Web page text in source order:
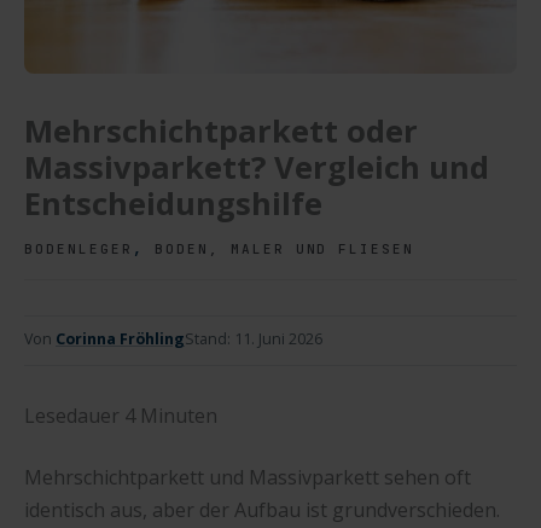
Mehrschichtparkett oder
Massivparkett? Vergleich und
Entscheidungshilfe
BODENLEGER , BODEN, MALER UND FLIESEN
Von Corinna FröhlingStand: 11. Juni 2026
Lesedauer 4 Minuten
Mehrschichtparkett und Massivparkett sehen oft
identisch aus, aber der Aufbau ist grundverschieden.